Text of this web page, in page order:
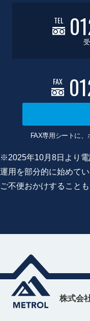
TEL
FAX
FAX専用シートに、
※2025年10月8日より
運用を部分的に始めてい
ご不便おかけすること
株式会